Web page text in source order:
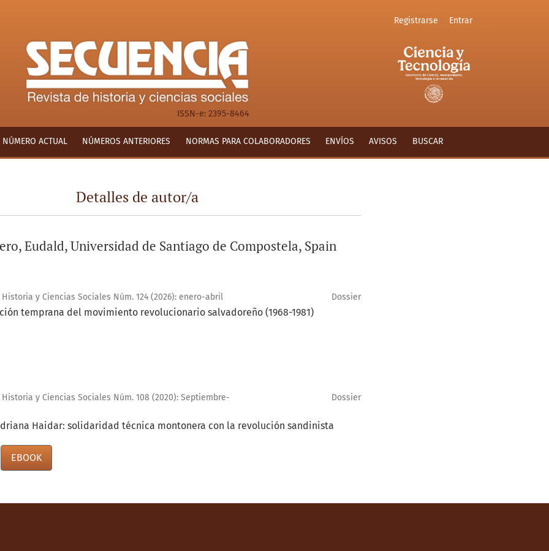
ISSN-e: 2395-8464
Registrarse Entrar
NÚMERO ACTUAL NÚMEROS ANTERIORES NORMAS PARA COLABORADORES ENVÍOS AVISOS BUSCAR
Detalles de autor/a
Eudald, Universidad de Santiago de Compostela, Spain
y Ciencias Sociales Núm. 124 (2026): enero-abril Dossier
temprana del movimiento revolucionario salvadoreño (1968-1981)
y Ciencias Sociales Núm. 108 (2020): Septiembre-
Dossier
Haidar: solidaridad técnica montonera con la revolución sandinista
EBOOK